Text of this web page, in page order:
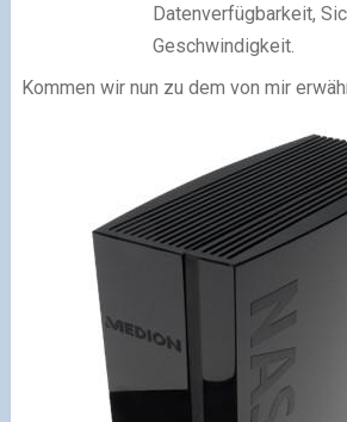
Datenverfügbarkeit,
Geschwindigkeit.
Kommen wir nun zu dem von mir